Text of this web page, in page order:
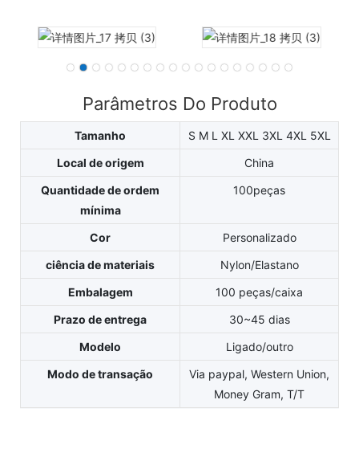
Parâmetros Do Produto
Tamanho
S M L XL XXL 3XL 4XL 5XL
Local de origem
China
Quantidade de ordem
mínima
100peças
Cor
Personalizado
ciência de materiais
Nylon/Elastano
Embalagem
100 peças/caixa
Prazo de entrega
30~45 dias
Modelo
Ligado/outro
Modo de transação
Via paypal, Western Union,
Money Gram, T/T